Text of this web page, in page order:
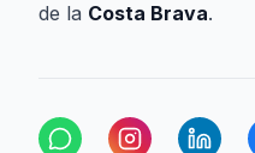
de la Costa Brava.